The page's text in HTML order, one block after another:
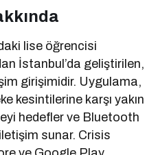
lise öğrencisi
İstanbul’da geliştirilen,
girişimidir. Uygulama,
kesintilerine karşı yakın
hedefler ve Bluetooth
sunar. Crisis